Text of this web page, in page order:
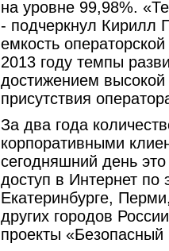
на уровне 99,98%.
- подчеркнул Кирилл
емкость
2013 году темпы
достижением высокой
присутствия
За два года
корпоративными
сегодняшний день
доступ в Интернет по
Екатеринбурге,
других городов
проекты «Безопасный